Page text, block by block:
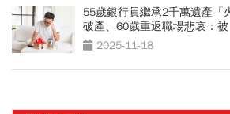
55歲銀行員繼承2千萬遺產「
破產、60歲重返職場悲哀：
2025-11-18